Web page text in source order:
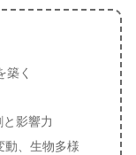
築く
影響力
動、生物多様